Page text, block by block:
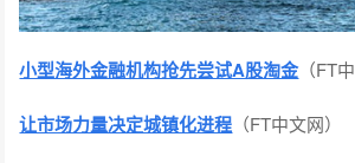
小型海外金融机构抢先尝试A股淘金（FT中
让市场力量决定城镇化进程 （FT中文网）